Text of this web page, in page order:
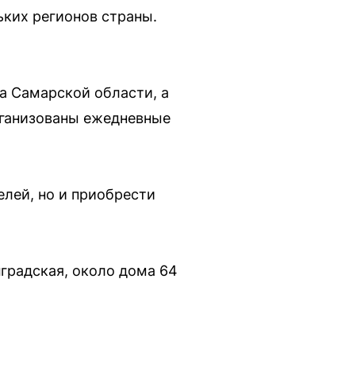
регионов страны.
Самарской области, а
ежедневные
но и приобрести
около дома 64